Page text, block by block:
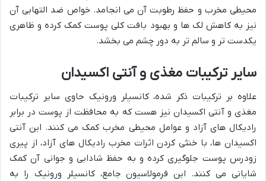
محیطی مخرب و حفظ رطوبت آن می انجامد. خواص ضد التهابی آن
نیز به کاهش لک ها و بهبود بافت کلی پوست کمک کرده و ظاهری
یکدست تر و سالم تر به دور چشم می بخشد.
سایر ترکیبات مغذی و آنتی اکسیدان
علاوه بر ترکیبات ذکر شده، کانسیلر ورونیک حاوی سایر ترکیبات
مغذی و آنتی اکسیدان نیز هست که به محافظت از پوست در برابر
رادیکال های آزاد و عوامل محیطی مخرب کمک می کنند. این آنتی
اکسیدان ها، با خنثی کردن اثرات مخرب رادیکال های آزاد، از پیری
زودرس پوست جلوگیری کرده و به حفظ شادابی و جوانی آن کمک
شایانی می کنند. این فرمولاسیون جامع، کانسیلر ورونیک را به